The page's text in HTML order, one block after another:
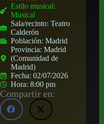
Estilo musical:
Musical
Sala/recinto:Teatro
Calderón
Población:Madrid
Provincia:Madrid
(Comunidad de
Madrid)
Fecha:02/07/2026
Hora:8:00 pm
Compartir en: